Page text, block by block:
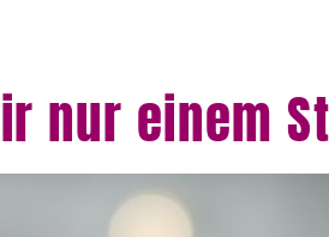
nur einem